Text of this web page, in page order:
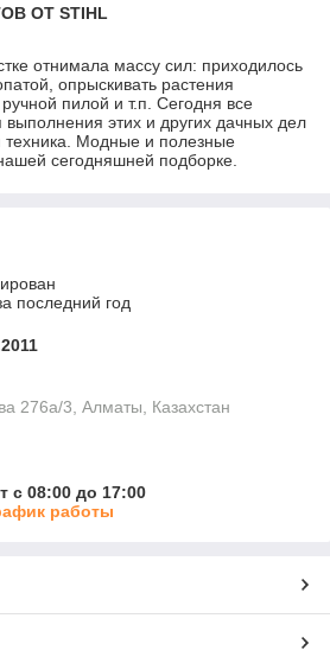
ОТ STIHL
отнимала массу сил: приходилось
опрыскивать растения
пилой и т.п. Сегодня все
этих и других дачных дел
техника. Модные и полезные
сегодняшней подборке.
последний год
276а/3, Алматы, Казахстан
с 08:00 до 17:00
работы